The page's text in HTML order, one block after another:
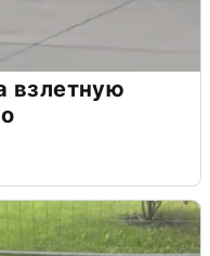
взлетную